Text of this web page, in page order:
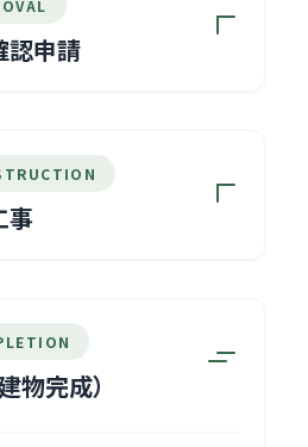
後、フィンランド等の提携工
ログ部材を発注します。
認申請
の建築確認申請の手続きを
。ログハウスの構造基準を満
るかどうかの審査を受けま
事
の組み上げ（上棟）、屋根工
・設備工事など、職人の手に
寧に家づくりが進められま
物完成）